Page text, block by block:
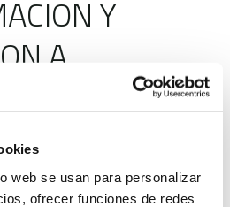
web se usan para personalizar
ofrecer funciones de redes
Y
A
DE LOS
(FEESL